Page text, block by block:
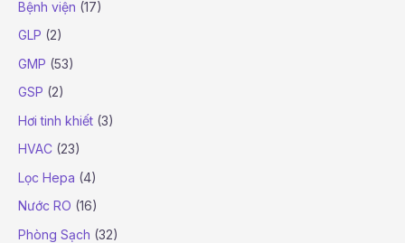
Bệnh viện (17)
GLP (2)
GMP (53)
GSP (2)
Hơi tinh khiết (3)
HVAC (23)
Lọc Hepa (4)
Nước RO (16)
Phòng Sạch (32)